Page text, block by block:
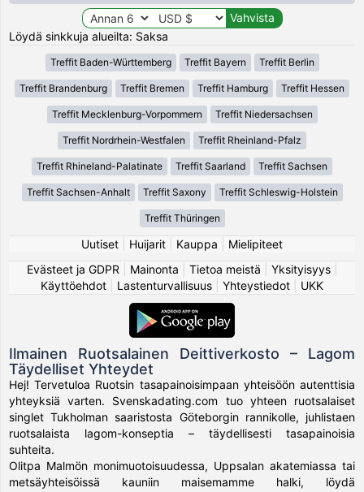
Löydä sinkkuja alueilta: Saksa
Treffit Baden-Württemberg Treffit Bayern Treffit Berlin
Treffit Brandenburg Treffit Bremen Treffit Hamburg Treffit Hessen
Treffit Mecklenburg-Vorpommern Treffit Niedersachsen
Treffit Nordrhein-Westfalen Treffit Rheinland-Pfalz
Treffit Rhineland-Palatinate Treffit Saarland Treffit Sachsen
Treffit Sachsen-Anhalt Treffit Saxony Treffit Schleswig-Holstein
Treffit Thüringen
Uutiset Huijarit Kauppa
Mielipiteet
Evästeet ja GDPR
Mainonta Tietoa meistä Yksityisyys|
Käyttöehdot
Lastenturvallisuus Yhteystiedot UKK
Ilmainen Ruotsalainen Deittiverkosto – Lagom
Täydelliset Yhteydet
Hej! Tervetuloa Ruotsin tasapainoisimpaan yhteisöön autenttisia
yhteyksiä varten. Svenskadating.com tuo yhteen ruotsalaiset
singlet Tukholman saaristosta Göteborgin rannikolle, juhlistaen
ruotsalaista lagom-konseptia – täydellisesti tasapainoisia
suhteita.
Olitpa Malmön monimuotoisuudessa, Uppsalan akatemiassa tai
metsäyhteisöissä kauniin maisemamme halki, löydä